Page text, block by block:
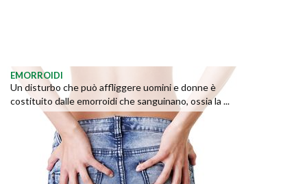
EMORROIDI
Un disturbo che può affliggere uomini e donne è
costituito dalle emorroidi che sanguinano, ossia la ...